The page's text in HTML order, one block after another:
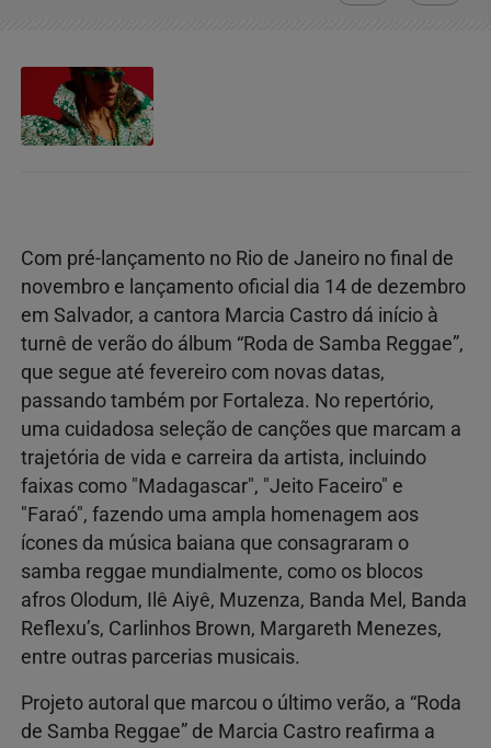
Com pré-lançamento no Rio de Janeiro no final de
novembro e lançamento oficial dia 14 de dezembro
em Salvador, a cantora Marcia Castro dá início à
turnê de verão do álbum “Roda de Samba Reggae”,
que segue até fevereiro com novas datas,
passando também por Fortaleza. No repertório,
uma cuidadosa seleção de canções que marcam a
trajetória de vida e carreira da artista, incluindo
faixas como "Madagascar", "Jeito Faceiro" e
"Faraó", fazendo uma ampla homenagem aos
ícones da música baiana que consagraram o
samba reggae mundialmente, como os blocos
afros Olodum, Ilê Aiyê, Muzenza, Banda Mel, Banda
Reflexu’s, Carlinhos Brown, Margareth Menezes,
entre outras parcerias musicais.
Projeto autoral que marcou o último verão, a “Roda
de Samba Reggae” de Marcia Castro reafirma a